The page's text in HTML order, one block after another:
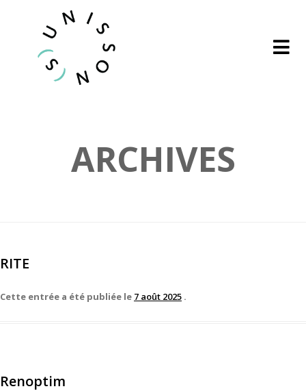
ARCHIVES
RITE
Cette entrée a été publiée le 7 août 2025 .
Renoptim